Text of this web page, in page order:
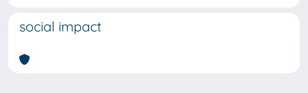
social impact